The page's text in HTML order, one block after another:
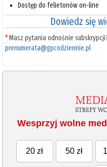
Dostęp do felietonów on-line
Dowiedz się
*Masz pytania odnośnie
prenumerata@gpcodziennie.pl
Wesprzyj wolne
20 zł 50 zł